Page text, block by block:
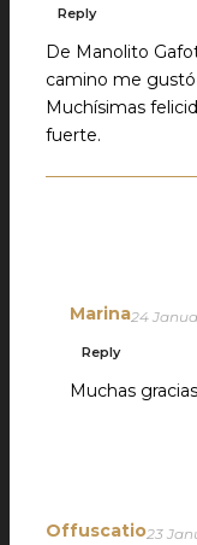
Reply
De Manolito
camino me
Muchísimas
fuerte.
Marina24
Reply
Muchas
Offuscatio23